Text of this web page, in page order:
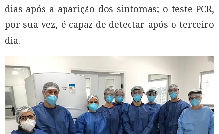
dias após a aparição dos sintomas; o teste PCR,
por sua vez, é capaz de detectar após o terceiro
dia.